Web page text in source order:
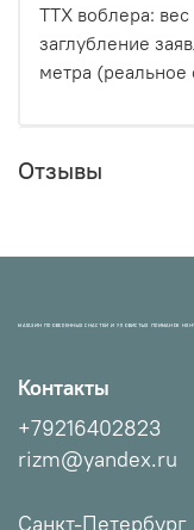
ТТХ воблера:
заглубление
метра
Отзывы
МАГАЗИН ПРОВЕРЕННЫХ СНАСТЕЙ И УЛОВИСТЫХ ПРИМАНОК
Контакты
+79216402823
rizm@yandex.ru
Санкт-Петербург